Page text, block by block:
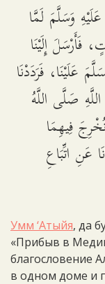
وَسَلَّمَ لَمَّا
فَأَرْسَلَ إِلَيْنَا
عَلَيْنَا، فَرَدَدْنَا
صَلَّى اللَّهُ
فِيهِمَا
عَنِ اتِّبَاعِ
Умм ‘Атыйя, да
«Прибыв в
благословение
в одном доме и